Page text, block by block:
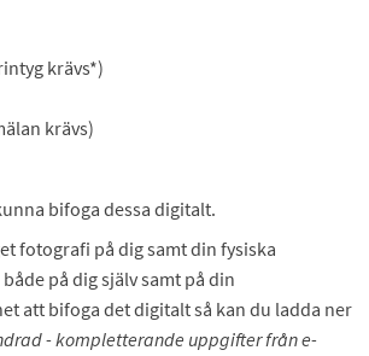
krävs*)
krävs)
bifoga dessa digitalt.
fotografi på dig samt din fysiska
på dig själv samt på din
att bifoga det digitalt så kan du ladda ner
- kompletterande uppgifter från e-